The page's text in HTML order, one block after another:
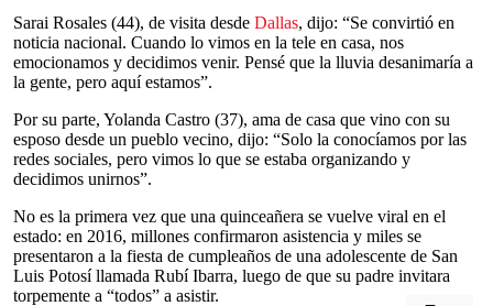
Sarai Rosales (44), de visita desde Dallas, dijo: “Se convirtió en
noticia nacional. Cuando lo vimos en la tele en casa, nos
emocionamos y decidimos venir. Pensé que la lluvia desanimaría a
la gente, pero aquí estamos”.
Por su parte, Yolanda Castro (37), ama de casa que vino con su
esposo desde un pueblo vecino, dijo: “Solo la conocíamos por las
redes sociales, pero vimos lo que se estaba organizando y
decidimos unirnos”.
No es la primera vez que una quinceañera se vuelve viral en el
estado: en 2016, millones confirmaron asistencia y miles se
presentaron a la fiesta de cumpleaños de una adolescente de San
Luis Potosí llamada Rubí Ibarra, luego de que su padre invitara
torpemente a “todos” a asistir.